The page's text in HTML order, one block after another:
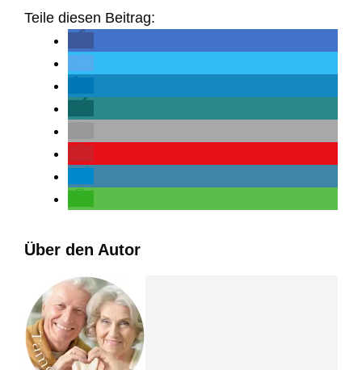
Teile diesen Beitrag:
Über den Autor